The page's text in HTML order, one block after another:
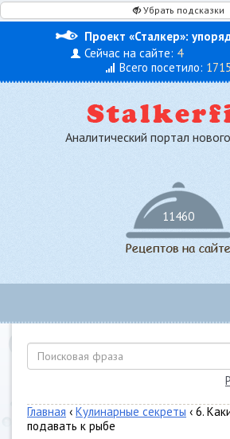
Убрать подсказки
Проект «Сталкер»:
Сейчас на сайте: 4
Всего посетило:
Аналитический портал
11460
Главная ‹ Кулинарные секреты ‹ 6.
подавать к рыбе